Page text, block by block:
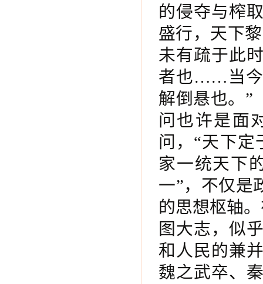
的侵夺与榨
盛行，天下
未有疏于此
者也……当今
解倒悬也。”
问也许是面
问，“天下定
家一统天下
一”，不仅是
的思想枢轴
图大志，似
和人民的兼
魏之武卒、